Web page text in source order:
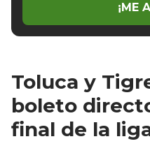
¡ME
Toluca y
boleto
final de la